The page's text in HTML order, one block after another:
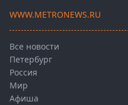
WWW.METRONEWS.RU
Все новости
Петербург
Россия
Мир
Афиша